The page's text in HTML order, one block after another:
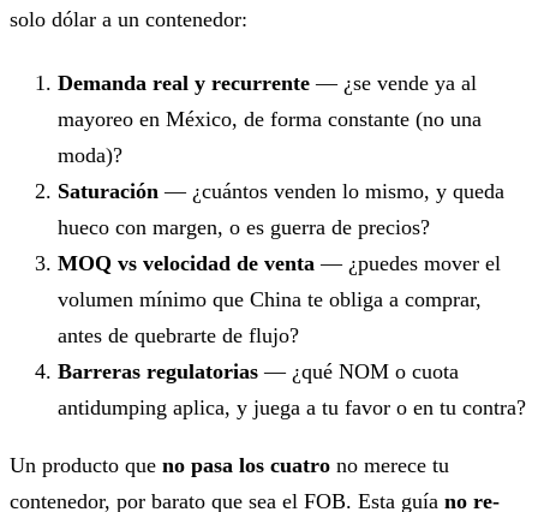
solo dólar a un contenedor:
Demanda real y recurrente — ¿se vende ya al
mayoreo en México, de forma constante (no una
moda)?
Saturación — ¿cuántos venden lo mismo, y queda
hueco con margen, o es guerra de precios?
MOQ vs velocidad de venta — ¿puedes mover el
volumen mínimo que China te obliga a comprar,
antes de quebrarte de flujo?
Barreras regulatorias — ¿qué NOM o cuota
antidumping aplica, y juega a tu favor o en tu contra?
Un producto que no pasa los cuatro no merece tu
contenedor, por barato que sea el FOB. Esta guía no re-